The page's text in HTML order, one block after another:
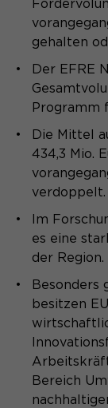
gehalten
Der EFRE
Programm
Die Mittel
434,3 Mio.
verdoppelt.
Im
es eine
der Region.
Besonders
besitzen
Bereich
Zweck